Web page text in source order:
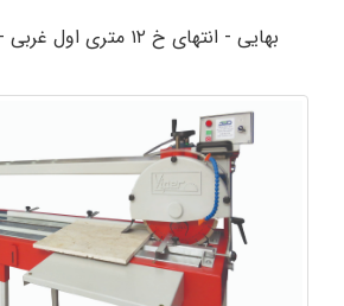
بهایی - انتهای خ ۱۲ متری اول غربی - پ۶